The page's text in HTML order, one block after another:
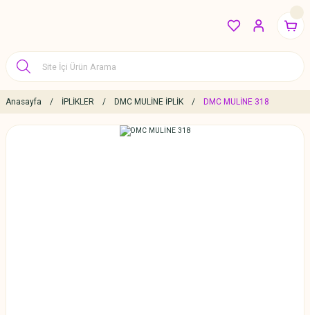
Anasayfa İPLİKLER DMC MULİNE İPLİK DMC MULİNE 318